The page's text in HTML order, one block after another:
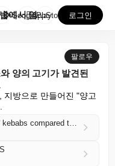
수백만 개의 '양고기' 케밥에서 염소와 양의 고기가 발...
GooglePlay
AppStore 로그인
팔로우
양의 고기가 발견된
지방으로 만들어진 "양고
Goat and skin in millions of 'lamb' kebabs compared to horsemeat lasagne scandal